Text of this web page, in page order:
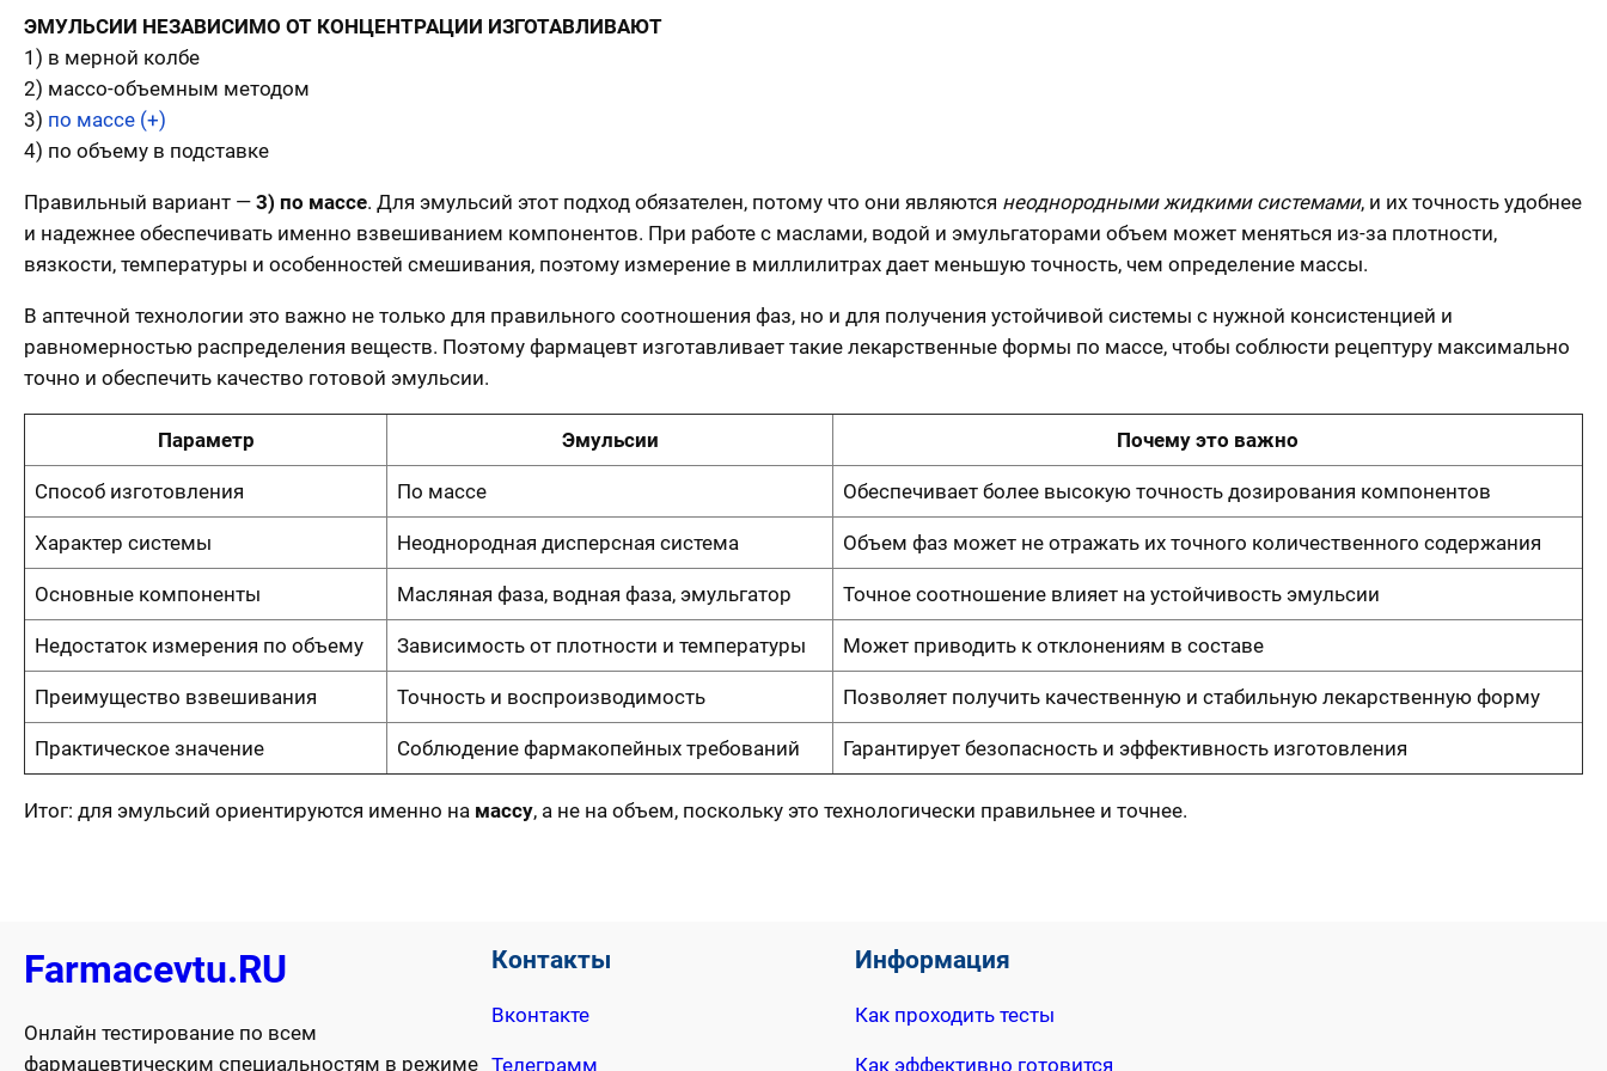
ЭМУЛЬСИИ НЕЗАВИСИМО ОТ КОНЦЕНТРАЦИИ ИЗГОТАВЛИВАЮТ
1) в мерной колбе
2) массо-объемным методом
3) по массе (+)
4) по объему в подставке
Правильный вариант — 3) по массе. Для эмульсий этот подход обязателен, потому что они являются неоднородными жидкими системами, и их точность удобнее
и надежнее обеспечивать именно взвешиванием компонентов. При работе с маслами, водой и эмульгаторами объем может меняться из-за плотности,
вязкости, температуры и особенностей смешивания, поэтому измерение в миллилитрах дает меньшую точность, чем определение массы.
В аптечной технологии это важно не только для правильного соотношения фаз, но и для получения устойчивой системы с нужной консистенцией и
равномерностью распределения веществ. Поэтому фармацевт изготавливает такие лекарственные формы по массе, чтобы соблюсти рецептуру максимально
точно и обеспечить качество готовой эмульсии.
Параметр Эмульсии Почему это важно
Способ изготовления По массе Обеспечивает более высокую точность дозирования компонентов
Характер системы Неоднородная дисперсная система Объем фаз может не отражать их точного количественного содержания
Основные компоненты Масляная фаза, водная фаза, эмульгатор Точное соотношение влияет на устойчивость эмульсии
Недостаток измерения по объему Зависимость от плотности и температуры Может приводить к отклонениям в составе
Преимущество взвешивания Точность и воспроизводимость Позволяет получить качественную и стабильную лекарственную форму
Практическое значение Соблюдение фармакопейных требований Гарантирует безопасность и эффективность изготовления
Итог: для эмульсий ориентируются именно на массу, а не на объем, поскольку это технологически правильнее и точнее.
Farmacevtu.RU
Онлайн тестирование по всем
фармацевтическим специальностям в режиме
Контакты
Вконтакте
Телеграмм
Информация
Как проходить тесты
Как эффективно готовится